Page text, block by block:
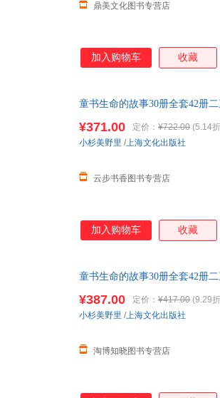
鼎美文化图书专营店
加入购物车 收藏
童书生命的故事30册全套42册
¥371.00 定价： ¥722.00 (5.14
云步书香图书专营店
小杉美野里 /上海文化出版社
加入购物车 收藏
童书生命的故事30册全套42册
¥387.00 定价： ¥417.00 (9.29
淘博知晓图书专营店
小杉美野里 /上海文化出版社